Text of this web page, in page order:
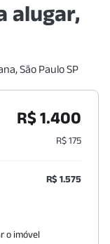
alugar,
São Paulo SP
R$ 1.400
R$ 175
R$ 1.575
o imóvel